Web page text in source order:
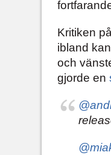
Kritiken
ibland
och
gjorde en